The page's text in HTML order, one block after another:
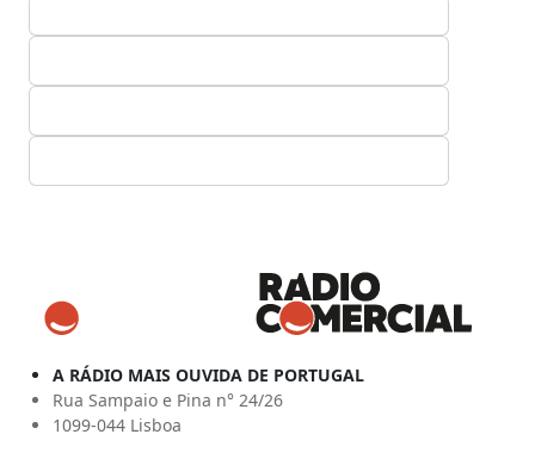
A RÁDIO MAIS OUVIDA DE PORTUGAL
Rua Sampaio e Pina n° 24/26
1099-044 Lisboa